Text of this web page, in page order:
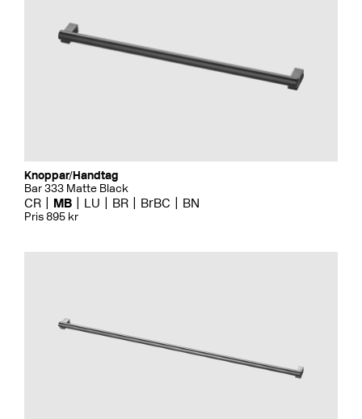
Knoppar/Handtag
Bar 333 Matte Black
CR MB LU BR BrBC BN
Pris 895 kr